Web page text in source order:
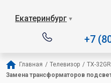
Екатеринбург ▼
+7
Главная / Телевизор / TX-
Замена трансформаторов